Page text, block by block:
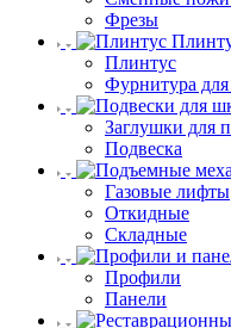
Фрезы
Плинтус
Фурнитура для
Заглушки для
Подвеска
Газовые лифты
Откидные
Складные
Профили
Панели